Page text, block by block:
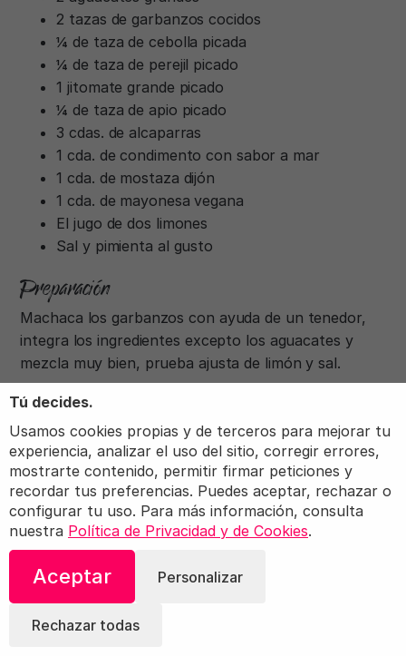
2 tazas de garbanzos cocidos
¼ de taza de cebolla picada
¼ de taza de perejil picado
1 jitomate grande picado
¼ de taza de apio picado
3 cdas. de alcaparras
1 cda. de condimento con sabor a mar
1 cda. de mostaza dijón
1 cda. de mayonesa vegana
El jugo de dos limones
Sal y pimienta al gusto
Preparación
Machaca los garbanzos con ayuda de un tenedor,
integra los ingredientes excepto los aguacates y
mezcla muy bien, prueba ajusta de limón y sal.
Parte los aguacates por la mitad y quítales la piel y
retira el hueso, rellenalos de vegatún y sirve, para
evitar que los aguacates se hagan negros
embarralos de aceite de oliva o ponles jugo de limón.
¡Comparte!
También te Puede Interesar:
Gastronomía sostenible: 12 recetas
internacionales para salvar a los
Tú decides.
Usamos cookies propias y de terceros para mejorar tu
experiencia, analizar el uso del sitio, corregir errores,
mostrarte contenido, permitir firmar peticiones y
recordar tus preferencias. Puedes aceptar, rechazar o
configurar tu uso. Para más información, consulta
nuestra Política de Privacidad y de Cookies.
Aceptar Personalizar
Rechazar todas